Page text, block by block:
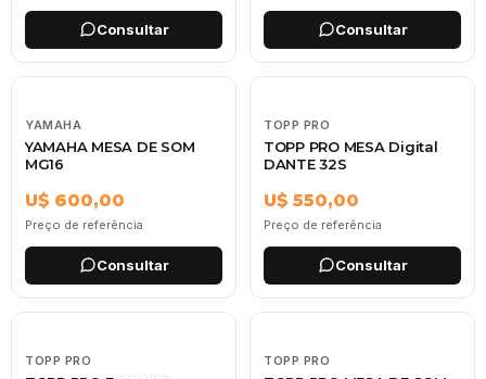
Consultar Consultar
YAMAHA
YAMAHA MESA DE SOM
MG16
U$ 600,00
Preço de referência
Consultar
TOPP PRO
TOPP PRO MESA Digital
DANTE 32S
U$ 550,00
Preço de referência
Consultar
TOPP PRO TOPP PRO